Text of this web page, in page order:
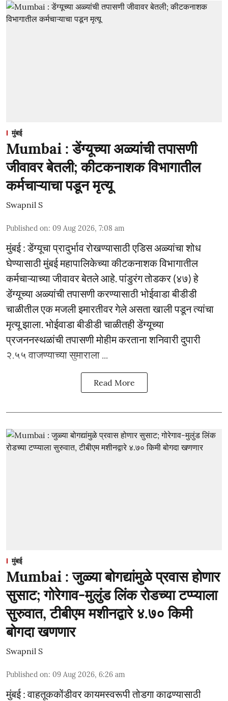
मुंबई
Mumbai : डेंग्यूच्या अळ्यांची तपासणी
जीवावर बेतली; कीटकनाशक विभागातील
कर्मचाऱ्याचा पडून मृत्यू
Swapnil S
Published on: 09 Aug 2026, 7:08 am
मुंबई : डेंग्यूचा प्रादुर्भाव रोखण्यासाठी एडिस अळ्यांचा शोध
घेण्यासाठी मुंबई महापालिकेच्या कीटकनाशक विभागातील
कर्मचाऱ्याच्या जीवावर बेतले आहे. पांडुरंग तोडकर (४७) हे
डेंग्यूच्या अळ्यांची तपासणी करण्यासाठी भोईवाडा बीडीडी
चाळीतील एक मजली इमारतीवर गेले असता खाली पडून त्यांचा
मृत्यू झाला. भोईवाडा बीडीडी चाळीतही डेंग्यूच्या
प्रजननस्थळांची तपासणी मोहीम करताना शनिवारी दुपारी
२.५५ वाजण्याच्या सुमाराला ...
Read More
मुंबई
Mumbai : जुळ्या बोगद्यांमुळे प्रवास होणार
सुसाट; गोरेगाव-मुलुंड लिंक रोडच्या टप्प्याला
सुरुवात, टीबीएम मशीनद्वारे ४.७० किमी
बोगदा खणणार
Swapnil S
Published on: 09 Aug 2026, 6:26 am
मुंबई : वाहतूककोंडीवर कायमस्वरूपी तोडगा काढण्यासाठी